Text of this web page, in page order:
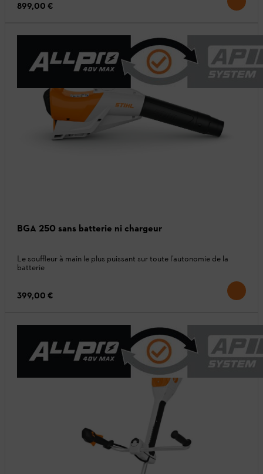
899,00 €
BGA 250 sans batterie ni chargeur
Le souffleur à main le plus puissant sur toute l’autonomie de la
batterie
399,00 €